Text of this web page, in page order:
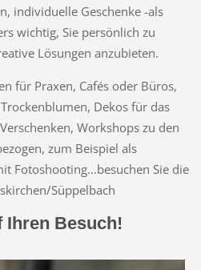
individuelle Geschenke -als
wichtig, Sie persönlich zu
Lösungen anzubieten.
für Praxen, Cafés oder Büros,
Dekos für das
Workshops zu den
zum Beispiel als
Fotoshooting...besuchen Sie die
Süppelbach
Ihren Besuch!